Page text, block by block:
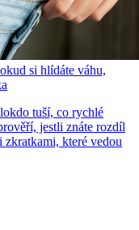
si hlídáte váhu,
tuší, co rychlé
jestli znáte rozdíl
které vedou